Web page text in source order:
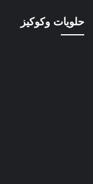
حلويات وكوكيز